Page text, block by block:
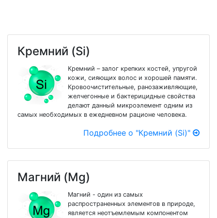
Кремний (Si)
Кремний – залог крепких костей, упругой
кожи, сияющих волос и хорошей памяти.
Кровоочистительные, ранозаживляющие,
желчегонные и бактерицидные свойства
делают данный микроэлемент одним из
самых необходимых в ежедневном рационе человека.
Подробнее о "Кремний (Si)"
Магний (Mg)
Магний - один из самых
распространенных элементов в природе,
является неотъемлемым компонентом